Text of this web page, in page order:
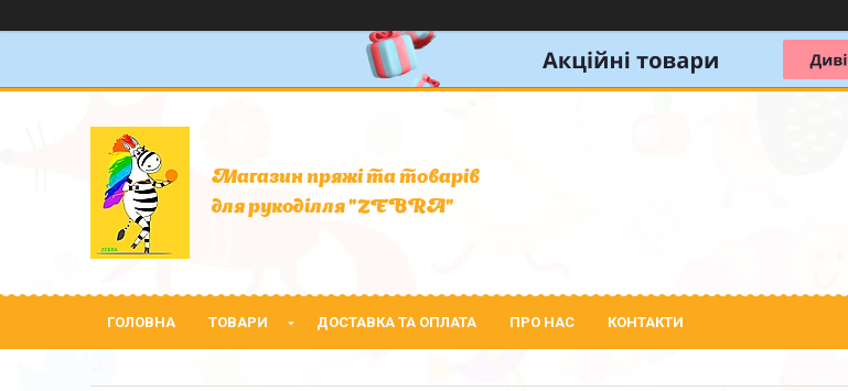
Магазин пряжі та товарів
для рукоділля "ZEBRA"
ГОЛОВНА ТОВАРИ ДОСТАВКА ТА ОПЛАТА ПРО НАС КОНТАКТИ